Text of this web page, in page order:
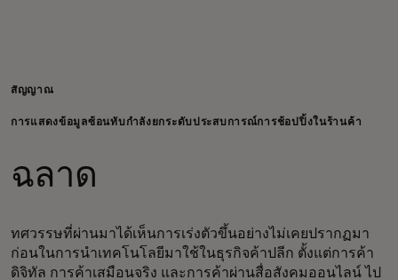
สำหรับธุรกิจ
ข่าวสารและแนวโน้ม
สัญญาณ
การแสดงข้อมูลซ้อนทับกำลังยกระดับประสบการณ์การช้อปปิ้งในร้านค้า
ฉลาด
ทศวรรษที่ผ่านมาได้เห็นการเร่งตัวขึ้นอย่างไม่เคยปรากฏมา
ก่อนในการนำเทคโนโลยีมาใช้ในธุรกิจค้าปลีก ตั้งแต่การค้า
ดิจิทัล การค้าเสมือนจริง และการค้าผ่านสื่อสังคมออนไลน์ ไป